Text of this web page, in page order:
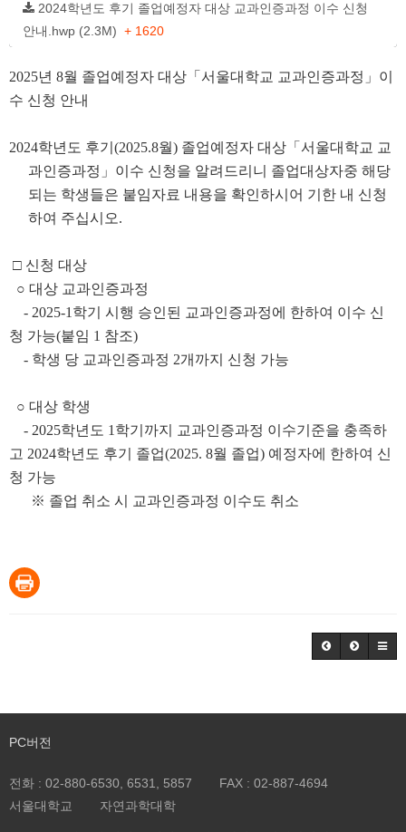
2024학년도 후기 졸업예정자 대상 교과인증과정 이수 신청
안내.hwp (2.3M) + 1620
2025년 8월 졸업예정자 대상 「 서울대학교 교과인증과정 」 이
수 신청 안내
2024학년도 후기 (2025.8월) 졸업예정자 대상 「 서울대학교 교
과인증과정 」 이수 신청을 알려드리니 졸업대상자중 해당
되는 학생들은 붙임자료 내용을 확인하시어 기한 내 신청
하여 주십시오.
□ 신청 대상
○ 대상 교과인증과정
- 2025-1 학기 시행 승인된 교과인증과정에 한하여 이수 신
청 가능(붙임 1 참조)
- 학생 당 교과인증과정 2개까지 신청 가능
○ 대상 학생
- 2025학년도 1 학기까지 교과인증과정 이수기준을 충족하
고 2024학년도 후기 졸업(2025. 8월 졸업) 예정자에 한하여 신
청 가능
※ 졸업 취소 시 교과인증과정 이수도 취소
PC버전
전화 : 02-880-6530, 6531, 5857 FAX : 02-887-4694
서울대학교
자연과학대학